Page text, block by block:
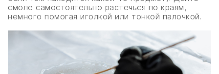
смоле самостоятельно растечься по краям,
немного помогая иголкой или тонкой палочкой.